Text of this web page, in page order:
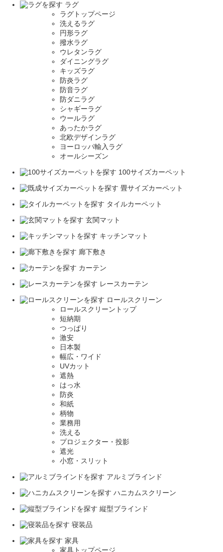
ラグ
ラグトップページ
洗えるラグ
円形ラグ
撥水ラグ
ウレタンラグ
ダイニングラグ
キッズラグ
防炎ラグ
防音ラグ
防ダニラグ
シャギーラグ
ウールラグ
あったかラグ
北欧デザインラグ
ヨーロッパ輸入ラグ
オールシーズン
100サイズカーペット
畳サイズカーペット
タイルカーペット
玄関マット
キッチンマット
廊下敷き
カーテン
レースカーテン
ロールスクリーン
ロールスクリーントップ
短納期
つっぱり
激安
日本製
幅広・ワイド
UVカット
遮熱
はっ水
防炎
和紙
柄物
業務用
洗える
プロジェクター・投影
遮光
小窓・スリット
アルミブラインド
ハニカムスクリーン
縦型ブラインド
寝装品
家具
家具トップページ